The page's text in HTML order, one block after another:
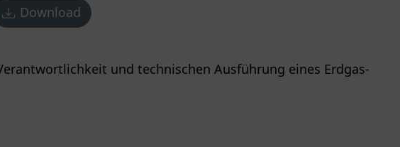
Download
und technischen Ausführung eines Erdgas-